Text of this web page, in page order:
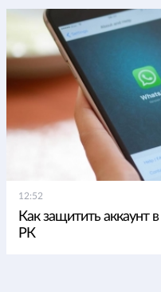
12:52
Как защитить
РК